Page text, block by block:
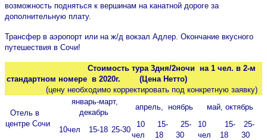
возможность подняться к вершинам на канатной дороге за
дополнительную плату.
Трансфер в аэропорт или на ж/д вокзал Адлер. Окончание вкусного
путешествия в Сочи!
Стоимость тура 3дня/2ночи на 1 чел. в 2-м
стандартном номере в 2020г. (Цена Нетто)
(цену необходимо корректировать под конкретную заявку)
Отель в
центре Сочи
январь-март,
декабрь
апрель, ноябрь май, октябрь
10чел 15-18 25-30
10
чел
15-
18
25-
30
10
чел
15-
18
25-
30